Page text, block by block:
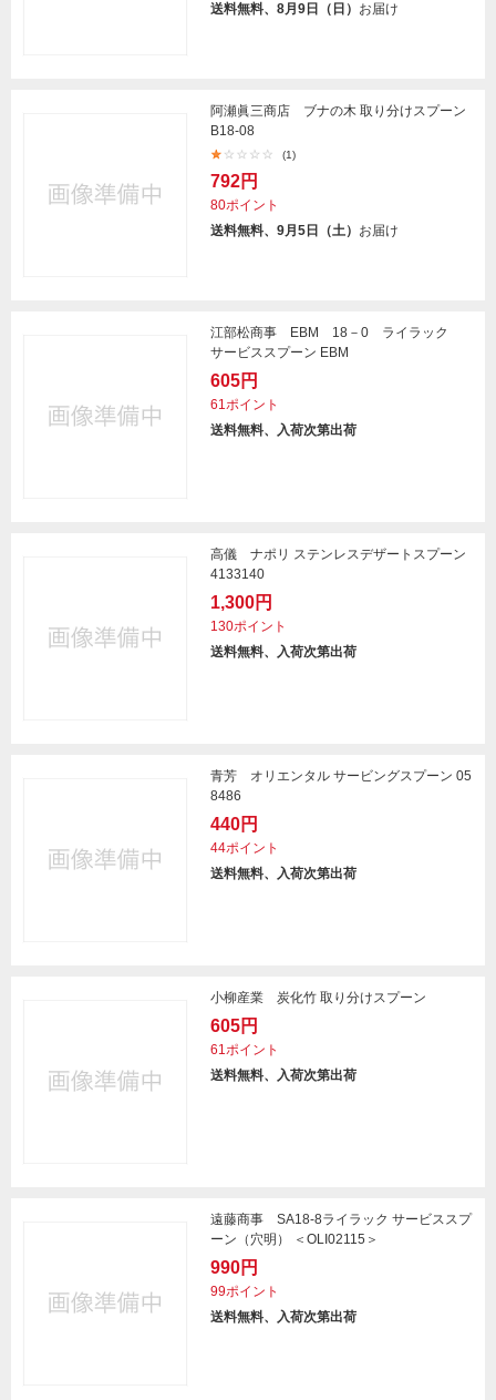
送料無料、8月9日（日） お届け
阿瀬眞三商店 ブナの木 取り分けスプーン
B18-08
(1)
792円
80ポイント
送料無料、9月5日（土） お届け
江部松商事 EBM 18－0 ライラック
サービススプーン EBM
605円
61ポイント
送料無料、入荷次第出荷
高儀 ナポリ ステンレスデザートスプーン
4133140
1,300円
130ポイント
送料無料、入荷次第出荷
青芳 オリエンタル サービングスプーン 05
8486
440円
44ポイント
送料無料、入荷次第出荷
小柳産業 炭化竹 取り分けスプーン
605円
61ポイント
送料無料、入荷次第出荷
遠藤商事 SA18-8ライラック サービススプ
ーン（穴明） ＜OLI02115＞
990円
99ポイント
送料無料、入荷次第出荷